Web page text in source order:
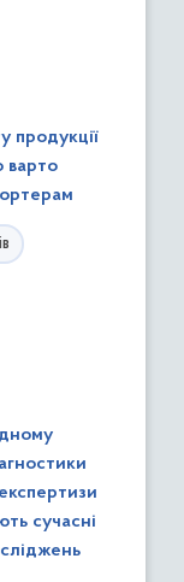
продукції
варто
сучасні